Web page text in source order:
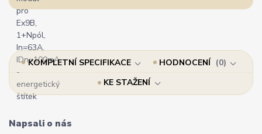
KOMPLETNÍ SPECIFIKACE HODNOCENÍ
0
KE STAŽENÍ
Napsali o nás